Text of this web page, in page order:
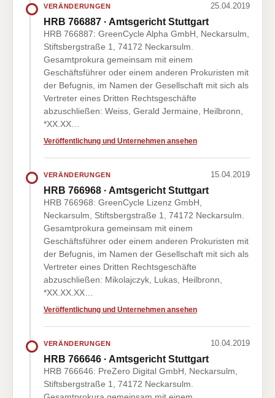
VERÄNDERUNGEN 25.04.2019
HRB 766887 · Amtsgericht Stuttgart
HRB 766887: GreenCycle Alpha GmbH, Neckarsulm,
Stiftsbergstraße 1, 74172 Neckarsulm.
Gesamtprokura gemeinsam mit einem
Geschäftsführer oder einem anderen Prokuristen mit
der Befugnis, im Namen der Gesellschaft mit sich als
Vertreter eines Dritten Rechtsgeschäfte
abzuschließen: Weiss, Gerald Jermaine, Heilbronn,
*XX.XX…
Veröffentlichung und Unternehmen ansehen
VERÄNDERUNGEN 15.04.2019
HRB 766968 · Amtsgericht Stuttgart
HRB 766968: GreenCycle Lizenz GmbH,
Neckarsulm, Stiftsbergstraße 1, 74172 Neckarsulm.
Gesamtprokura gemeinsam mit einem
Geschäftsführer oder einem anderen Prokuristen mit
der Befugnis, im Namen der Gesellschaft mit sich als
Vertreter eines Dritten Rechtsgeschäfte
abzuschließen: Mikolajczyk, Lukas, Heilbronn,
*XX.XX.XX…
Veröffentlichung und Unternehmen ansehen
VERÄNDERUNGEN 10.04.2019
HRB 766646 · Amtsgericht Stuttgart
HRB 766646: PreZero Digital GmbH, Neckarsulm,
Stiftsbergstraße 1, 74172 Neckarsulm.